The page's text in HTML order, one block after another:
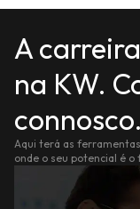
A
na KW.
connosco.
Aqui terá as
onde o seu potencial é